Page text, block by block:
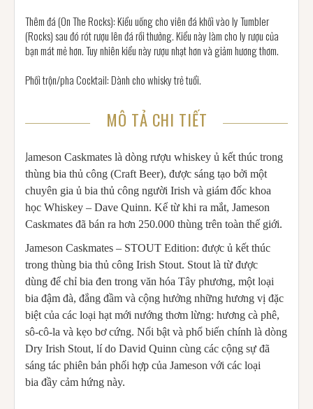
Thêm đá (On The Rocks): Kiểu uống cho viên đá khối vào ly Tumbler
(Rocks) sau đó rót rượu lên đá rồi thưởng. Kiểu này làm cho ly rượu của
bạn mát mẻ hơn. Tuy nhiên kiểu này rượu nhạt hơn và giảm hương thơm.
Phối trộn/pha Cocktail: Dành cho whisky trẻ tuổi.
MÔ TẢ CHI TIẾT
Jameson Caskmates là dòng rượu whiskey ủ kết thúc trong
thùng bia thủ công (Craft Beer), được sáng tạo bởi một
chuyên gia ủ bia thủ công người Irish và giám đốc khoa
học Whiskey – Dave Quinn. Kể từ khi ra mắt, Jameson
Caskmates đã bán ra hơn 250.000 thùng trên toàn thế giới.
Jameson Caskmates – STOUT Edition: được ủ kết thúc
trong thùng bia thủ công Irish Stout. Stout là từ được
dùng để chỉ bia đen trong văn hóa Tây phương, một loại
bia đậm đà, đắng đầm và cộng hưởng những hương vị đặc
biệt của các loại hạt mới nướng thơm lừng: hương cà phê,
sô-cô-la và kẹo bơ cứng. Nổi bật và phổ biến chính là dòng
Dry Irish Stout, lí do David Quinn cùng các cộng sự đã
sáng tác phiên bản phối hợp của Jameson với các loại
bia đầy cảm hứng này.